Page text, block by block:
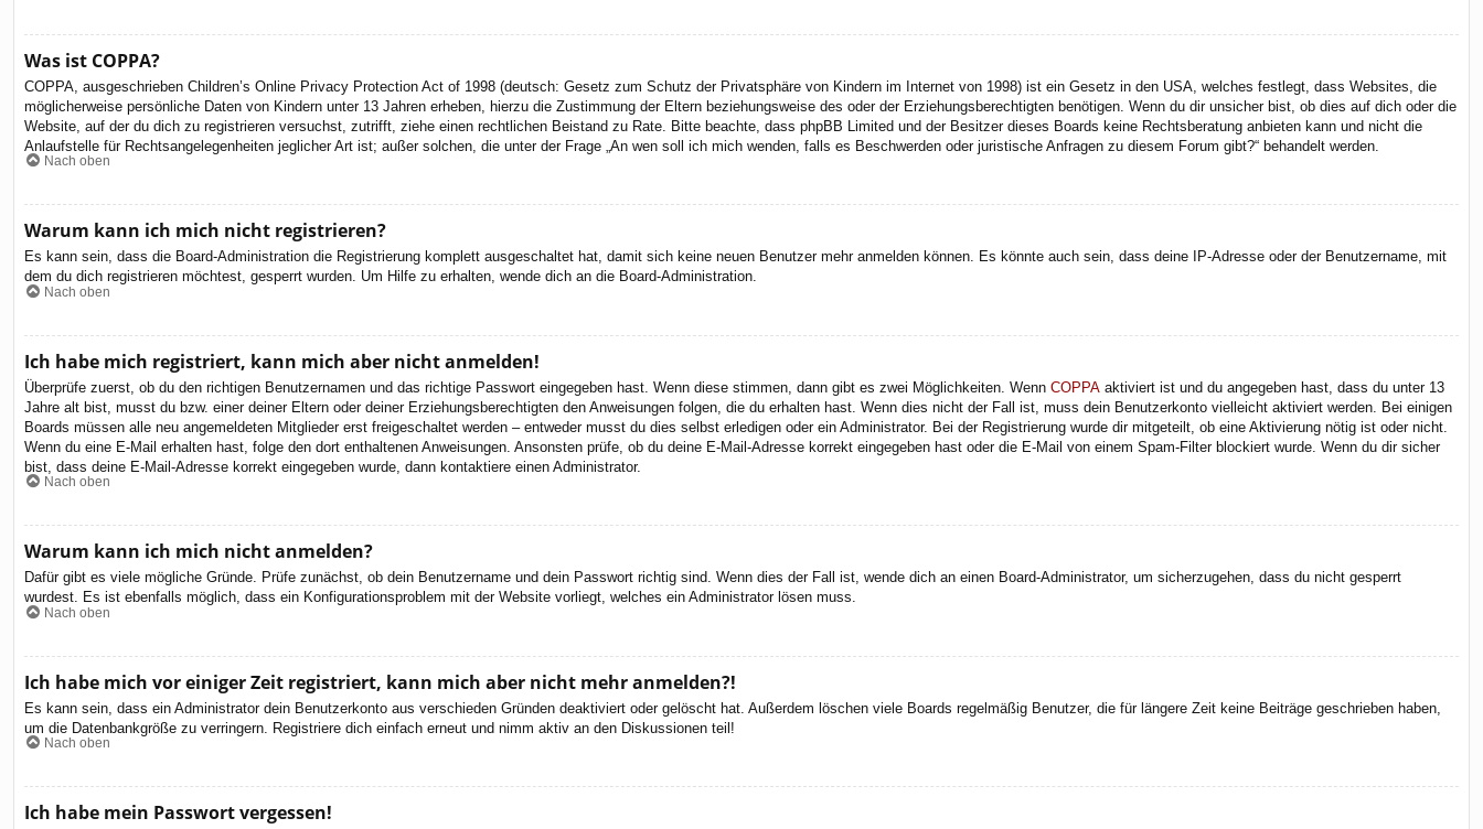
Was ist COPPA?
COPPA, ausgeschrieben Children’s Online Privacy Protection Act of 1998 (deutsch: Gesetz zum Schutz der Privatsphäre von Kindern im Internet von 1998) ist ein Gesetz in den USA, welches festlegt, dass Websites, die
möglicherweise persönliche Daten von Kindern unter 13 Jahren erheben, hierzu die Zustimmung der Eltern beziehungsweise des oder der Erziehungsberechtigten benötigen. Wenn du dir unsicher bist, ob dies auf dich oder die
Website, auf der du dich zu registrieren versuchst, zutrifft, ziehe einen rechtlichen Beistand zu Rate. Bitte beachte, dass phpBB Limited und der Besitzer dieses Boards keine Rechtsberatung anbieten kann und nicht die
Anlaufstelle für Rechtsangelegenheiten jeglicher Art ist; außer solchen, die unter der Frage „An wen soll ich mich wenden, falls es Beschwerden oder juristische Anfragen zu diesem Forum gibt?“ behandelt werden.
Nach oben
Warum kann ich mich nicht registrieren?
Es kann sein, dass die Board-Administration die Registrierung komplett ausgeschaltet hat, damit sich keine neuen Benutzer mehr anmelden können. Es könnte auch sein, dass deine IP-Adresse oder der Benutzername, mit
dem du dich registrieren möchtest, gesperrt wurden. Um Hilfe zu erhalten, wende dich an die Board-Administration.
Nach oben
Ich habe mich registriert, kann mich aber nicht anmelden!
Überprüfe zuerst, ob du den richtigen Benutzernamen und das richtige Passwort eingegeben hast. Wenn diese stimmen, dann gibt es zwei Möglichkeiten. Wenn COPPA aktiviert ist und du angegeben hast, dass du unter 13
Jahre alt bist, musst du bzw. einer deiner Eltern oder deiner Erziehungsberechtigten den Anweisungen folgen, die du erhalten hast. Wenn dies nicht der Fall ist, muss dein Benutzerkonto vielleicht aktiviert werden. Bei einigen
Boards müssen alle neu angemeldeten Mitglieder erst freigeschaltet werden – entweder musst du dies selbst erledigen oder ein Administrator. Bei der Registrierung wurde dir mitgeteilt, ob eine Aktivierung nötig ist oder nicht.
Wenn du eine E-Mail erhalten hast, folge den dort enthaltenen Anweisungen. Ansonsten prüfe, ob du deine E-Mail-Adresse korrekt eingegeben hast oder die E-Mail von einem Spam-Filter blockiert wurde. Wenn du dir sicher
bist, dass deine E-Mail-Adresse korrekt eingegeben wurde, dann kontaktiere einen Administrator.
Nach oben
Warum kann ich mich nicht anmelden?
Dafür gibt es viele mögliche Gründe. Prüfe zunächst, ob dein Benutzername und dein Passwort richtig sind. Wenn dies der Fall ist, wende dich an einen Board-Administrator, um sicherzugehen, dass du nicht gesperrt
wurdest. Es ist ebenfalls möglich, dass ein Konfigurationsproblem mit der Website vorliegt, welches ein Administrator lösen muss.
Nach oben
Ich habe mich vor einiger Zeit registriert, kann mich aber nicht mehr anmelden?!
Es kann sein, dass ein Administrator dein Benutzerkonto aus verschieden Gründen deaktiviert oder gelöscht hat. Außerdem löschen viele Boards regelmäßig Benutzer, die für längere Zeit keine Beiträge geschrieben haben,
um die Datenbankgröße zu verringern. Registriere dich einfach erneut und nimm aktiv an den Diskussionen teil!
Nach oben
Ich habe mein Passwort vergessen!